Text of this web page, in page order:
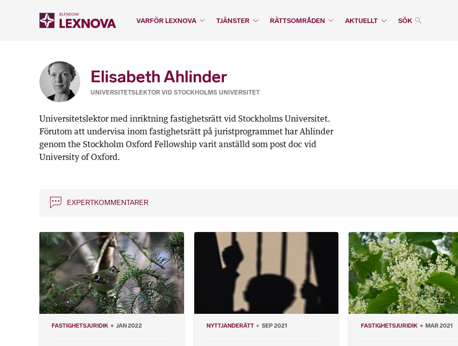
VARFÖR LEXNOVA TJÄNSTER RÄTTSOMRÅDEN AKTUELLT SÖK
Elisabeth Ahlinder
UNIVERSITETSLEKTOR VID STOCKHOLMS UNIVERSITET
Universitetslektor med inriktning fastighetsrätt vid Stockholms Universitet.
Förutom att undervisa inom fastighetsrätt på juristprogrammet har Ahlinder
genom the Stockholm Oxford Fellowship varit anställd som post doc vid
University of Oxford.
EXPERTKOMMENTARER
FASTIGHETSJURIDIK JAN 2022 NYTTJANDERÄTT SEP 2021 FASTIGHETSJURIDIK MAR 2021